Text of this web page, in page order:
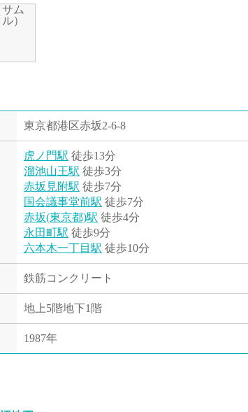
東京都港区赤坂2-6-8
虎ノ門駅 徒歩13分
溜池山王駅 徒歩3分
赤坂見附駅 徒歩7分
国会議事堂前駅 徒歩7分
赤坂(東京都)駅 徒歩4分
永田町駅 徒歩9分
六本木一丁目駅 徒歩10分
鉄筋コンクリート
地上5階地下1階
1987年